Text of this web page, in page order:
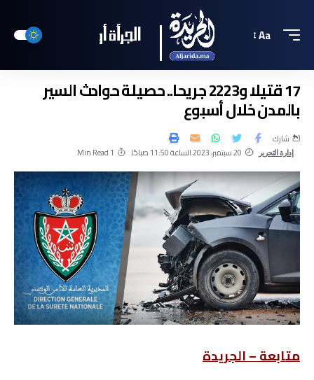
Aa
17 قتيلا و2223 جريحا.. حصيلة حوادث السير
بالمدن خلال أسبوع
إدارة التحرير 20 سبتمبر، 2023 الساعة 11:50 صباحًا 1 Min Read
شارك
متابعة – الجريدة